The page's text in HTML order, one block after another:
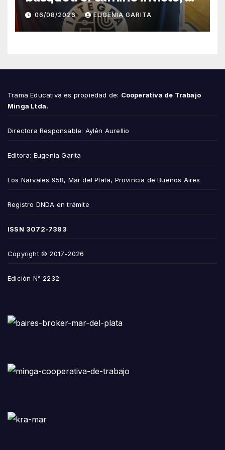
esfuerzo familiar y la jugada
que valió un Mundial
06/08/2026 EUGENIA GARITA
Trama Educativa es propiedad de: Cooperativa de Trabajo
Minga Ltda.
Directora Responsable: Aylén Aurellio
Editora: Eugenia Garita
Los Narvales 958, Mar del Plata, Provincia de Buenos Aires
Registro DNDA en trámite
ISSN 3072-7383
Copyright © 2017-2026
Edición N° 2232